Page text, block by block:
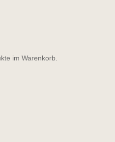
im Warenkorb.